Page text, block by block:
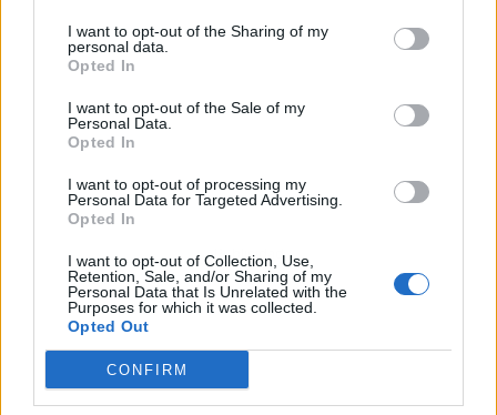
I want to opt-out of the Sharing of my
personal data.
Opted In
I want to opt-out of the Sale of my
Personal Data.
Opted In
I want to opt-out of processing my
Personal Data for Targeted Advertising.
Opted In
I want to opt-out of Collection, Use,
Retention, Sale, and/or Sharing of my
Personal Data that Is Unrelated with the
Purposes for which it was collected.
Opted Out
CONFIRM
Publicidad